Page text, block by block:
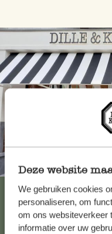
Deze website
We gebruiken cookies
personaliseren, om
om ons websiteverkeer
informatie over uw
Toujours
Voir les 62 magasins